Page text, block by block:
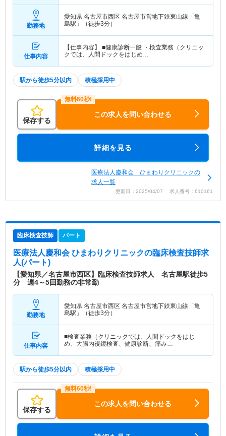
勤務地
愛知県 名古屋市西区 名古屋市営地下鉄東山線「亀
島駅」（徒歩3分）
仕事内容
【仕事内容】 ■健康診断一般 ・検査業務（クリニッ
クでは、人間ドックをはじめ…
駅から徒歩5分以内 積極採用中
保存する
この求人を問い合わせる
詳細を見る
医療法人慶和会 ひまわりクリニックの
求人一覧
更新日：2025/04/07 求人番号：610161
臨床検査技師 パート
医療法人慶和会 ひまわりクリニックの臨床検査技師求
人(パート)
【愛知県／名古屋市西区】臨床検査技師求人 名古屋駅徒歩5
分 週4～5回勤務の非常勤
勤務地
愛知県 名古屋市西区 名古屋市営地下鉄東山線「亀
島駅」（徒歩3分）
仕事内容
■検査業務（クリニックでは、人間ドックをはじ
め、大腸内視鏡検査、健康診断、痛み…
駅から徒歩5分以内 積極採用中
保存する
この求人を問い合わせる